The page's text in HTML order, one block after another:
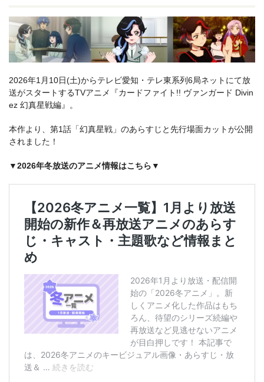
2026年1月10日(土)からテレビ愛知・テレ東系列6局ネットにて放
送がスタートするTVアニメ『カードファイト!! ヴァンガード Divin
ez 幻真星戦編』。
本作より、第1話「幻真星戦」のあらすじと先行場面カットが公開
されました！
▼2026年冬放送のアニメ情報はこちら▼